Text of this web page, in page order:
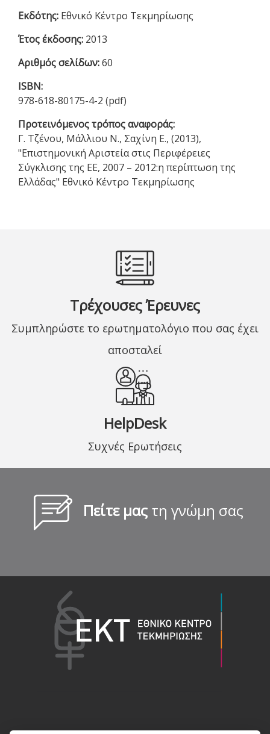
Εκδότης: Εθνικό Κέντρο Τεκμηρίωσης
Έτος έκδοσης: 2013
Αριθμός σελίδων:60
ISBN:
978-618-80175-4-2 (pdf)
Προτεινόμενος τρόπος αναφοράς:
Γ. Τζένου, Μάλλιου Ν., Σαχίνη Ε., (2013),
"Επιστημονική Αριστεία στις Περιφέρειες
Σύγκλισης της ΕΕ, 2007 – 2012:η περίπτωση της
Ελλάδας" Εθνικό Κέντρο Τεκμηρίωσης
Τρέχουσες Έρευνες
Συμπληρώστε το ερωτηματολόγιο που σας έχει
αποσταλεί
HelpDesk
Συχνές Ερωτήσεις
Πείτε μας τη γνώμη σας